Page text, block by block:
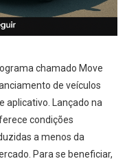
chamado Move
de veículos
aplicativo. Lançado na
condições
a menos da
Para se beneficiar,